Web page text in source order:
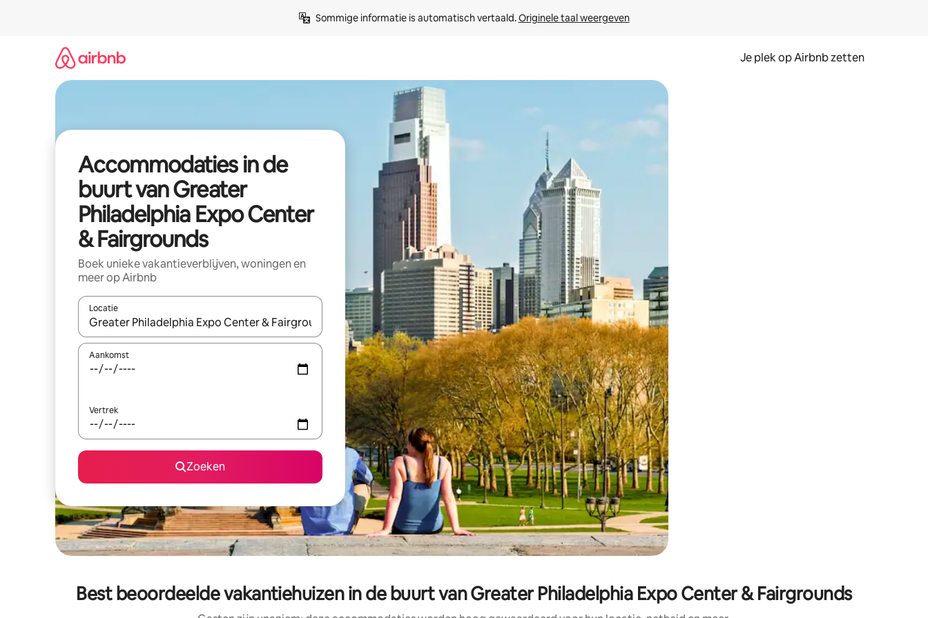
Sommige informatie is automatisch vertaald. Originele taal weergeven
Je plek op Airbnb zetten
Accommodaties in de
buurt van Greater
Philadelphia Expo Center
& Fairgrounds
Boek unieke vakantieverblijven, woningen en
meer op Airbnb
Locatie
Wanneer er resultaten beschikbaar zijn, maak je een keuze met je de pijltjestoetsen omhoog en omlaag, óf door te tikken of swipen.
Aankomst
Vertrek
Zoeken
Best beoordeelde vakantiehuizen in de buurt van Greater Philadelphia Expo Center & Fairgrounds